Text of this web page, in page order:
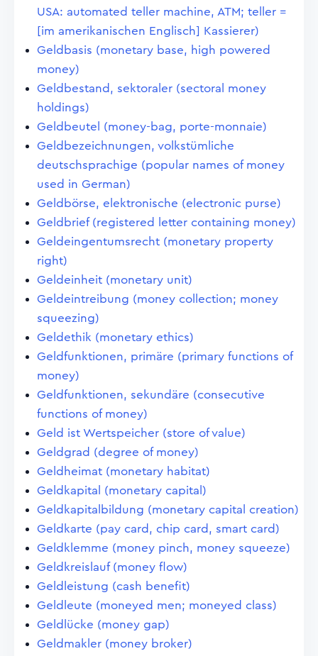
USA: automated teller machine, ATM; teller =
[im amerikanischen Englisch] Kassierer)
Geldbasis (monetary base, high powered
money)
Geldbestand, sektoraler (sectoral money
holdings)
Geldbeutel (money-bag, porte-monnaie)
Geldbezeichnungen, volkstümliche
deutschsprachige (popular names of money
used in German)
Geldbörse, elektronische (electronic purse)
Geldbrief (registered letter containing money)
Geldeingentumsrecht (monetary property
right)
Geldeinheit (monetary unit)
Geldeintreibung (money collection; money
squeezing)
Geldethik (monetary ethics)
Geldfunktionen, primäre (primary functions of
money)
Geldfunktionen, sekundäre (consecutive
functions of money)
Geld ist Wertspeicher (store of value)
Geldgrad (degree of money)
Geldheimat (monetary habitat)
Geldkapital (monetary capital)
Geldkapitalbildung (monetary capital creation)
Geldkarte (pay card, chip card, smart card)
Geldklemme (money pinch, money squeeze)
Geldkreislauf (money flow)
Geldleistung (cash benefit)
Geldleute (moneyed men; moneyed class)
Geldlücke (money gap)
Geldmakler (money broker)